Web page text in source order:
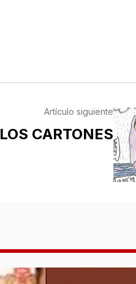
Artículo siguiente
LOS CARTONES